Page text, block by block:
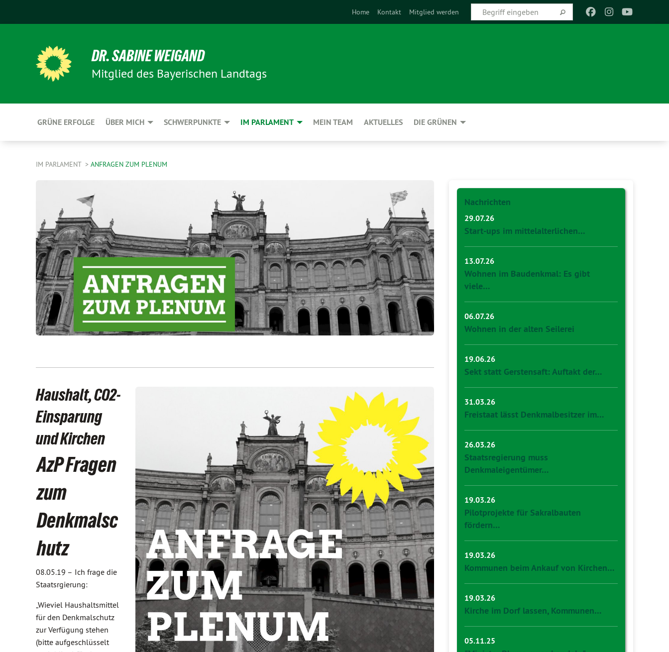
Home Kontakt Mitglied werden
DR. SABINE WEIGAND
Mitglied des Bayerischen Landtags
GRÜNE ERFOLGE ÜBER MICH SCHWERPUNKTE IM PARLAMENT MEIN TEAM AKTUELLES DIE GRÜNEN
IM PARLAMENT ANFRAGEN ZUM PLENUM
Haushalt, CO2-
Einsparung
und Kirchen
AzP Fragen
zum
Denkmalsc
hutz
08.05.19 – Ich frage die
Staatsrgierung:
„Wieviel Haushaltsmittel
für den Denkmalschutz
zur Verfügung stehen
(bitte aufgeschlüsselt
Nachrichten
29.07.26
Start-ups im mittelalterlichen…
13.07.26
Wohnen im Baudenkmal: Es gibt
viele…
06.07.26
Wohnen in der alten Seilerei
19.06.26
Sekt statt Gerstensaft: Auftakt der…
31.03.26
Freistaat lässt Denkmalbesitzer im…
26.03.26
Staatsregierung muss
Denkmaleigentümer…
19.03.26
Pilotprojekte für Sakralbauten
fördern…
19.03.26
Kommunen beim Ankauf von Kirchen…
19.03.26
Kirche im Dorf lassen, Kommunen…
05.11.25